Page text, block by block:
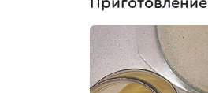
Приготовление